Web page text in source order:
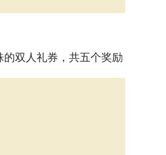
双人礼券，共五个奖励